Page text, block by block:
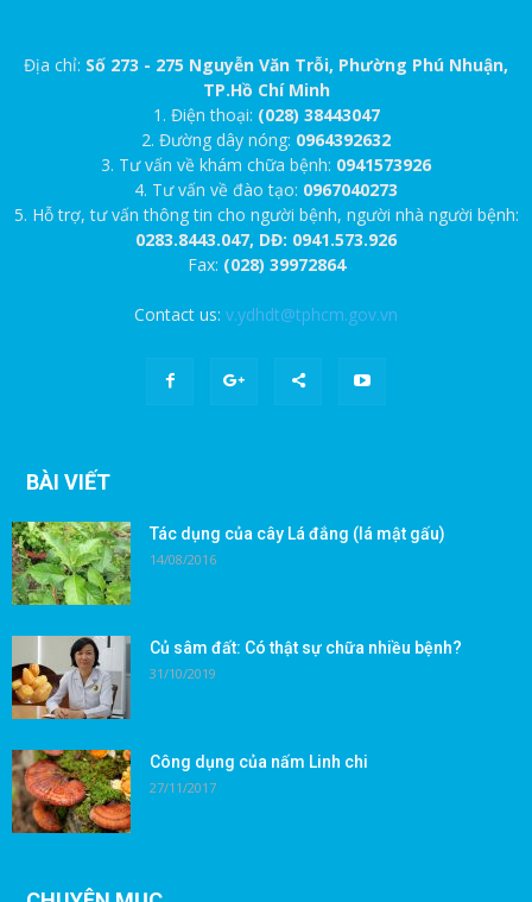
Địa chỉ: Số 273 - 275 Nguyễn Văn Trỗi, Phường Phú Nhuận,
TP.Hồ Chí Minh
1. Điện thoại: (028) 38443047
2. Đường dây nóng: 0964392632
3. Tư vấn về khám chữa bệnh: 0941573926
4. Tư vấn về đào tạo: 0967040273
5. Hỗ trợ, tư vấn thông tin cho người bệnh, người nhà người bệnh:
0283.8443.047, DĐ: 0941.573.926
Fax: (028) 39972864
Contact us: v.ydhdt@tphcm.gov.vn
BÀI VIẾT
Tác dụng của cây Lá đắng (lá mật gấu)
14/08/2016
Củ sâm đất: Có thật sự chữa nhiều bệnh?
31/10/2019
Công dụng của nấm Linh chi
27/11/2017